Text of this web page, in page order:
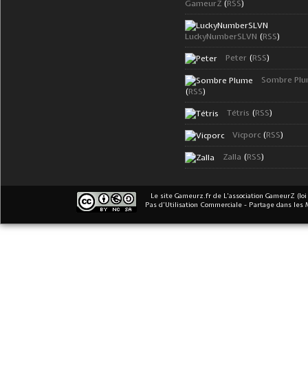
GameurZ (RSS)
LuckyNumberSLVN (RSS)
Peter (RSS)
Sombre
(RSS)
Tétris (RSS)
Vicporc (RSS)
Zalla (RSS)
Le site Gameurz.fr de L'association GameurZ (loi
Pas d’Utilisation Commerciale - Partage dans